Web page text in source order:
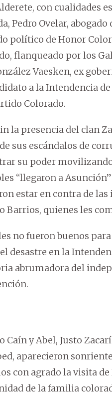
con cualidades
Pedro Ovelar,
político de Honor
flanqueado por los
Vaesken, ex
a la Intendencia
Colorado.
la presencia del clan
sus escándalos de
su poder movilizando
“llegaron a
estar en contra de
Barrios, quienes les
no fueron buenos
desastre en la
abrumadora del
Caín y Abel, Justo
aparecieron
con agrado la visita
de la familia